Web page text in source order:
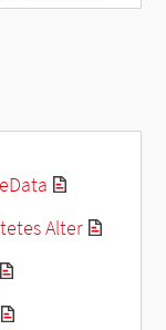
Alter